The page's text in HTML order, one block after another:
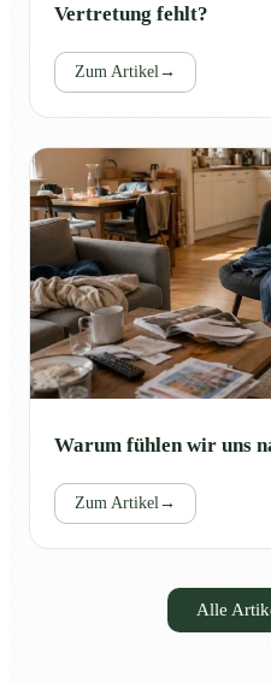
Vertretung fehlt?
Zum Artikel →
Warum fühlen wir uns
Zum Artikel →
Alle